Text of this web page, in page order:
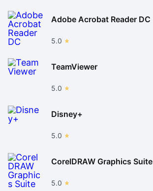
Adobe Acrobat Reader DC
5.0
TeamViewer
5.0
Disney+
5.0
CorelDRAW Graphics Suite
5.0